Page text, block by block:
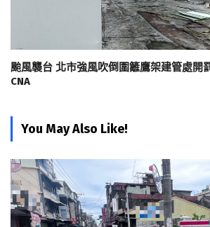
颱風襲台 北市強風吹倒圍籬鷹架建管處開
CNA
You May Also Like!